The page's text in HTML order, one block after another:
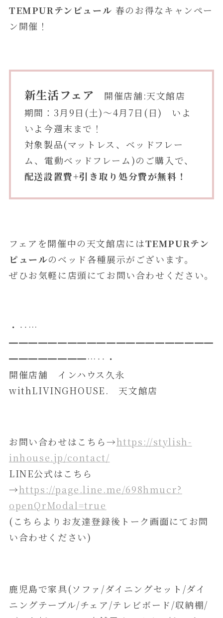
TEMPURテンピュール 春のお得なキャンペー
ン開催！
新生活フェア 開催店舗:天文館店
期間：3月9日(土)～4月7日(日) いよ
いよ今週末まで！
対象製品(マットレス、ベッドフレー
ム、電動ベッドフレーム)のご購入で、
配送設置費+引き取り処分費が無料！
フェアを開催中の天文館店にはTEMPURテン
ピュールのベッド各種展示がございます。
ぜひお気軽に店頭にてお問い合わせください。
・‥…
━━━━━━━━━━━━━━━━━━━━━
━━━━━━━━…‥・
開催店舗 インハウス久永
withLIVINGHOUSE. 天文館店
お問い合わせはこちら→https://stylish-
inhouse.jp/contact/
LINE公式はこちら
→https://page.line.me/698hmucr?
openQrModal=true
(こちらよりお友達登録後トーク画面にてお問
い合わせください)
鹿児島で家具(ソファ/ダイニングセット/ダイ
ニングテーブル/チェア/テレビボード/収納棚/